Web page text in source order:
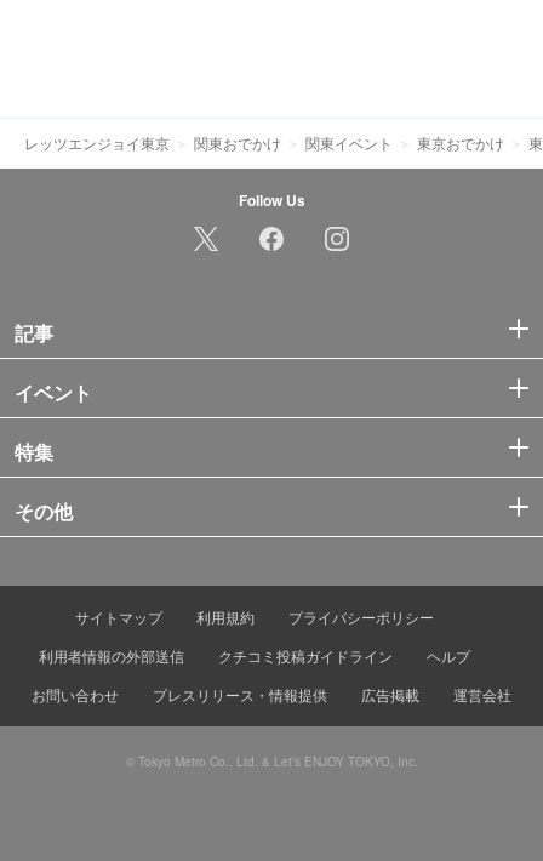
レッツエンジョイ東京 関東おでかけ 関東イベント 東京おでかけ
Follow Us
記事
イベント
特集
その他
サイトマップ 利用規約
プライバシーポリシー
利用者情報の外部送信
クチコミ投稿ガイドライン
ヘルプ
お問い合わせ
プレスリリース・情報提供 広告掲載 運営会社
© Tokyo Metro Co., Ltd. & Let’s ENJOY TOKYO, Inc.